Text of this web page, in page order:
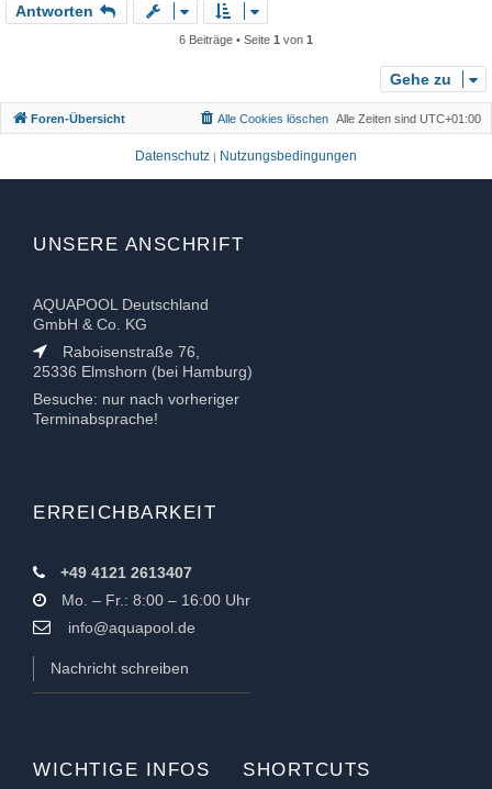
Antworten
6 Beiträge • Seite 1 von 1
Gehe zu
Foren-Übersicht Alle Zeiten sind UTC+01:00
Alle Cookies löschen
Datenschutz | Nutzungsbedingungen
UNSERE ANSCHRIFT
AQUAPOOL Deutschland
GmbH & Co. KG
Raboisenstraße 76,
25336 Elmshorn (bei Hamburg)
Besuche: nur nach vorheriger
Terminabsprache!
ERREICHBARKEIT
+49 4121 2613407
Mo. – Fr.: 8:00 – 16:00 Uhr
info@aquapool.de
Nachricht schreiben
WICHTIGE INFOS SHORTCUTS